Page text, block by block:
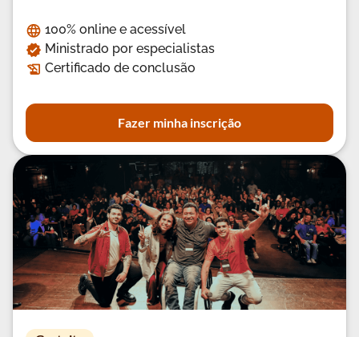
100% online e acessível
Ministrado por especialistas
Certificado de conclusão
Fazer minha inscrição